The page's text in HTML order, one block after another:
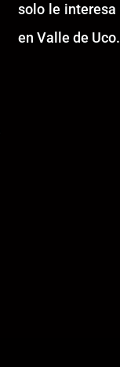
solo le interesa
en Valle de Uco.